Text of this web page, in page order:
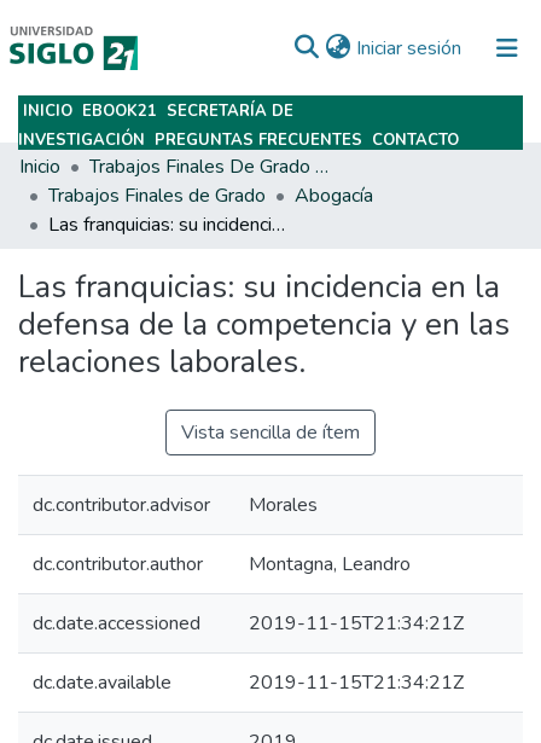
Iniciar sesión (current)
Subir
INICIO EBOOK21 SECRETARÍA DE
INVESTIGACIÓN PREGUNTAS FRECUENTES CONTACTO
Inicio
Trabajos Finales De Grado Y Posgrado
Trabajos Finales de Grado
Abogacía
Las franquicias: su incidencia en la defensa de la competencia y en las relaciones laborales.
Las franquicias: su incidencia en la
defensa de la competencia y en las
relaciones laborales.
Vista sencilla de ítem
dc.contributor.advisor Morales
dc.contributor.author Montagna, Leandro
dc.date.accessioned 2019-11-15T21:34:21Z
dc.date.available 2019-11-15T21:34:21Z